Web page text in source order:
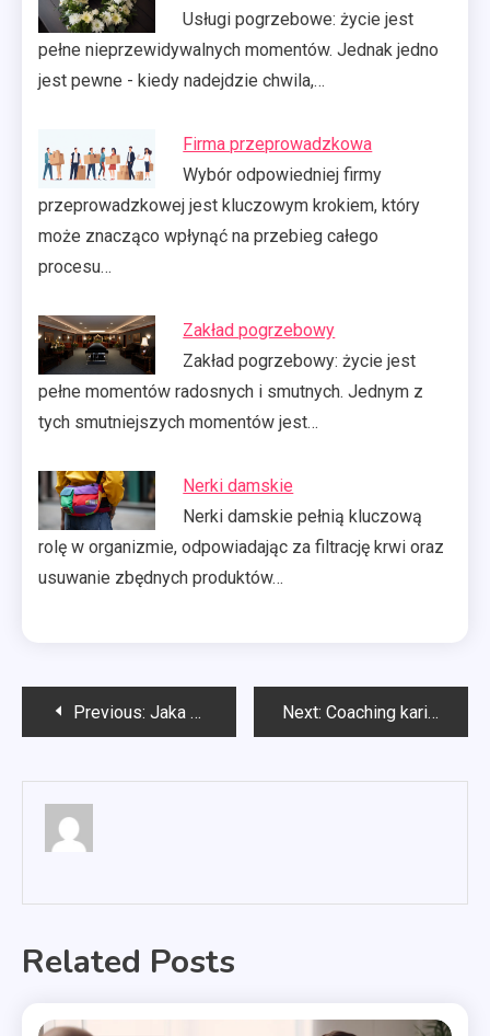
Usługi pogrzebowe: życie jest
pełne nieprzewidywalnych momentów. Jednak jedno
jest pewne - kiedy nadejdzie chwila,…
Firma przeprowadzkowa
Wybór odpowiedniej firmy
przeprowadzkowej jest kluczowym krokiem, który
może znacząco wpłynąć na przebieg całego
procesu…
Zakład pogrzebowy
Zakład pogrzebowy: życie jest
pełne momentów radosnych i smutnych. Jednym z
tych smutniejszych momentów jest…
Nerki damskie
Nerki damskie pełnią kluczową
rolę w organizmie, odpowiadając za filtrację krwi oraz
usuwanie zbędnych produktów…
Nawigacja
Previous: Jaka gramatura bawełny na pościel? Next: Coaching kariery
Related Posts